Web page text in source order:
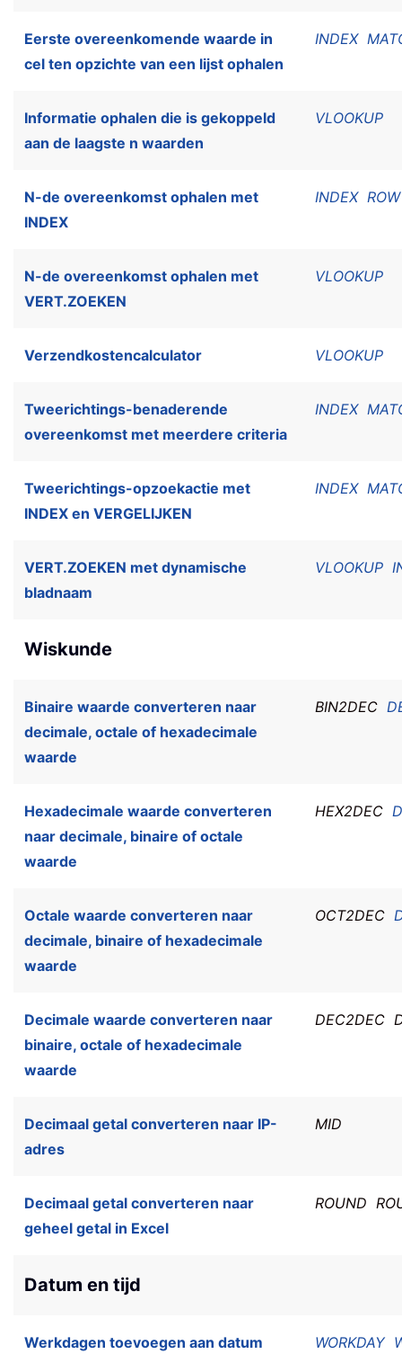
Eerste overeenkomende waarde in
cel ten opzichte van een lijst ophalen
INDEX
Informatie ophalen die is gekoppeld
aan de laagste n waarden
VLOOKUP
N-de overeenkomst ophalen met
INDEX
INDEX ROW
N-de overeenkomst ophalen met
VERT.ZOEKEN
VLOOKUP
Verzendkostencalculator VLOOKUP
Tweerichtings-benaderende
overeenkomst met meerdere criteria
INDEX
Tweerichtings-opzoekactie met
INDEX en VERGELIJKEN
INDEX
VERT.ZOEKEN met dynamische
bladnaam
VLOOKUP
Wiskunde
Binaire waarde converteren naar
decimale, octale of hexadecimale
waarde
BIN2DEC
Hexadecimale waarde converteren
naar decimale, binaire of octale
waarde
HEX2DEC
Octale waarde converteren naar
decimale, binaire of hexadecimale
waarde
OCT2DEC
Decimale waarde converteren naar
binaire, octale of hexadecimale
waarde
DEC2DEC
Decimaal getal converteren naar IP-
adres
MID
Decimaal getal converteren naar
geheel getal in Excel
ROUND
Datum en tijd
Werkdagen toevoegen aan datum WORKDAY